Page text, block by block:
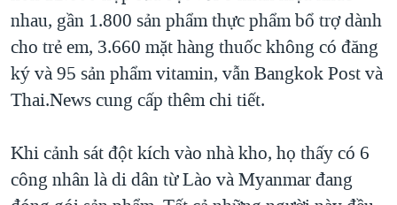
nhau, gần 1.800 sản phẩm thực phẩm bổ trợ dành
cho trẻ em, 3.660 mặt hàng thuốc không có đăng
ký và 95 sản phẩm vitamin, vẫn Bangkok Post và
Thai.News cung cấp thêm chi tiết.
Khi cảnh sát đột kích vào nhà kho, họ thấy có 6
công nhân là di dân từ Lào và Myanmar đang